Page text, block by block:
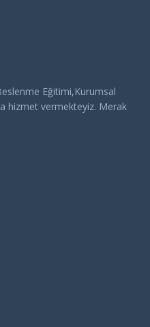
Eğitimi,Kurumsal
hizmet vermekteyiz. Merak